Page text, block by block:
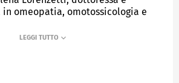
omeopatia, omotossicologia e